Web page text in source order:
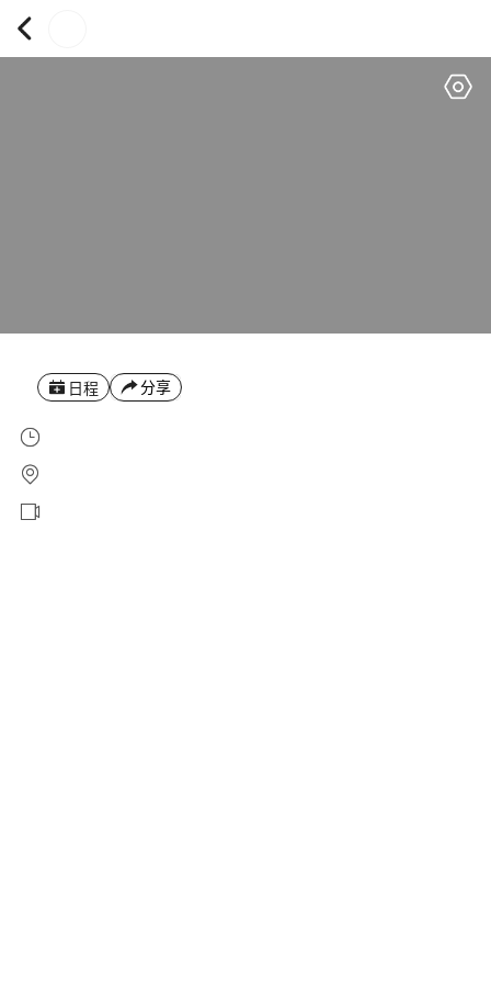
日程 分享